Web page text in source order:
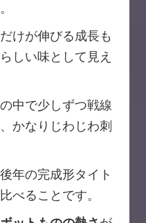
けが伸びる成長も
しい味として見え
中で少しずつ戦線
かなりじわじわ刺
年の完成形タイト
べることです。